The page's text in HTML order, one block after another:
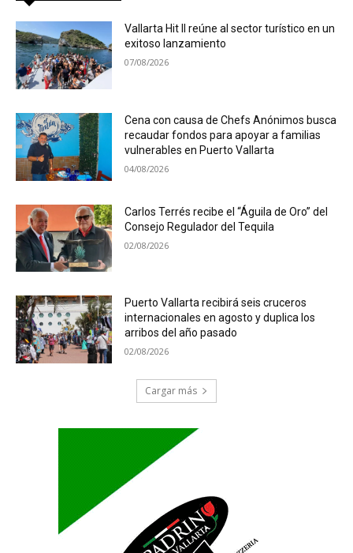
Vallarta Hit II reúne al sector turístico en un
exitoso lanzamiento
07/08/2026
Cena con causa de Chefs Anónimos busca
recaudar fondos para apoyar a familias
vulnerables en Puerto Vallarta
04/08/2026
Carlos Terrés recibe el “Águila de Oro” del
Consejo Regulador del Tequila
02/08/2026
Puerto Vallarta recibirá seis cruceros
internacionales en agosto y duplica los
arribos del año pasado
02/08/2026
Cargar más